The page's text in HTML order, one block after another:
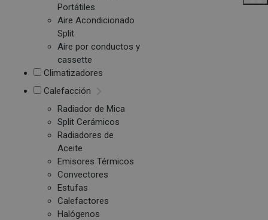
Portátiles
Aire Acondicionado
Split
Aire por conductos y
cassette
Climatizadores
Calefacción
Radiador de Mica
Split Cerámicos
Radiadores de
Aceite
Emisores Térmicos
Convectores
Estufas
Calefactores
Halógenos